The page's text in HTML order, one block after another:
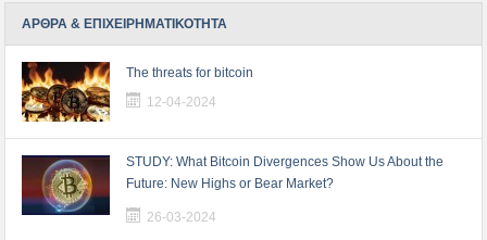
ΑΡΘΡΑ & ΕΠΙΧΕΙΡΗΜΑΤΙΚΟΤΗΤΑ
The threats for bitcoin
12-04-2024
STUDY: What Bitcoin Divergences Show Us About the
Future: New Highs or Bear Market?
26-03-2024